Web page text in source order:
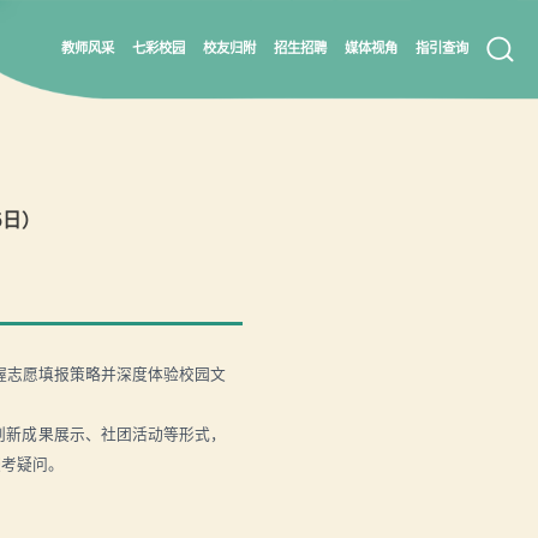
教师风采 七彩校园 校友归附 招生招聘 媒体视角 指引查询
）
愿填报策略并深度体验校园文
成果展示、社团活动等形式，
疑问。